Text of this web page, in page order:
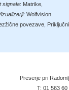
signala: Matrike
: Wolfvision
povezave Priključni
Preserje pri
T: 01 563 60